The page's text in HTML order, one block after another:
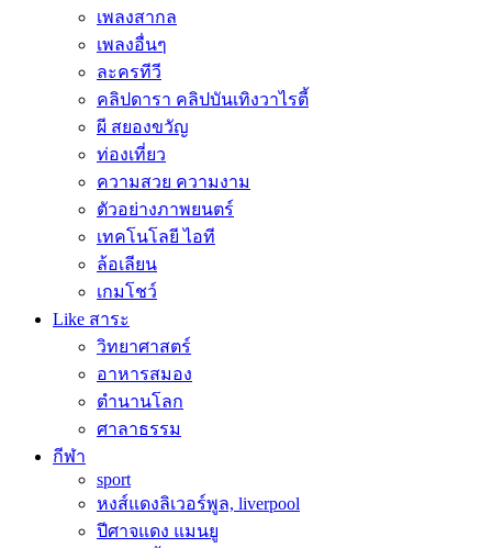
เพลงสากล
เพลงอื่นๆ
ละครทีวี
คลิปดารา คลิปบันเทิงวาไรตี้
ผี สยองขวัญ
ท่องเที่ยว
ความสวย ความงาม
ตัวอย่างภาพยนตร์
เทคโนโลยี ไอที
ล้อเลียน
เกมโชว์
Like สาระ
วิทยาศาสตร์
อาหารสมอง
ตำนานโลก
ศาลาธรรม
กีฬา
sport
หงส์แดงลิเวอร์พูล, liverpool
ปีศาจแดง แมนยู